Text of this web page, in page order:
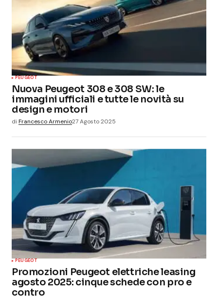
PEUGEOT
Nuova Peugeot 308 e 308 SW: le
immagini ufficiali e tutte le novità su
design e motori
di Francesco Armenio27 Agosto 2025
PEUGEOT
Promozioni Peugeot elettriche leasing
agosto 2025: cinque schede con pro e
contro